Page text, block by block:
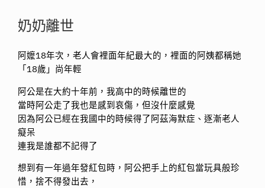
奶奶離世
阿嬤18年次，老人會裡面年紀最大的，裡面的阿姨都稱她
「18歲」尚年輕
阿公是在大約十年前，我高中的時候離世的
當時阿公走了我也是感到哀傷，但沒什麼感覺
因為阿公已經在我國中的時候得了阿茲海默症、逐漸老人
癡呆
連我是誰都不記得了
想到有一年過年發紅包時，阿公把手上的紅包當玩具般珍
惜，捨不得發出去，